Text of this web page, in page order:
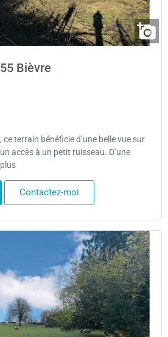
Bièvre
terrain bénéficie d’une belle vue sur
accès à un petit ruisseau. D’une
Contactez-moi